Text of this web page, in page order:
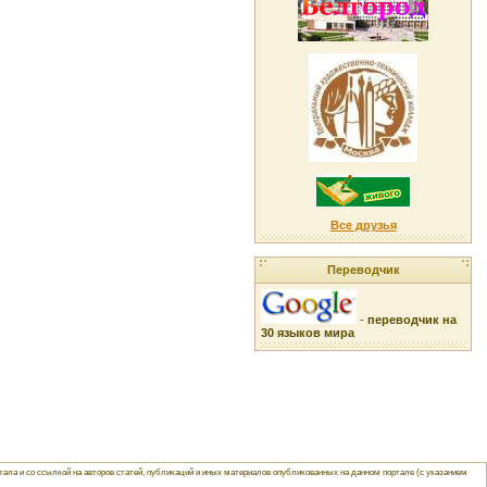
Все друзья
Переводчик
- переводчик на
30 языков мира
и со ссылкой на авторов статей, публикаций и иных материалов опубликованных на данном портале (с указанием